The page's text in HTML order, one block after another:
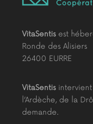
VitaSentisest
Ronde des Alisiers
26400 EURRE
VitaSentisintervient
l’Ardèche, de la
demande.